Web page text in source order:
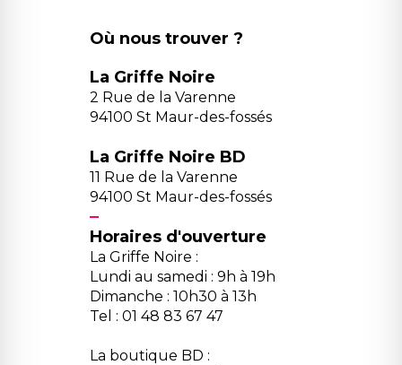
Où nous trouver ?
La Griffe Noire
2 Rue de la Varenne
94100 St Maur-des-fossés
La Griffe Noire BD
11 Rue de la Varenne
94100 St Maur-des-fossés
Horaires d'ouverture
La Griffe Noire :
Lundi au samedi : 9h à 19h
Dimanche : 10h30 à 13h
Tel : 01 48 83 67 47
La boutique BD :